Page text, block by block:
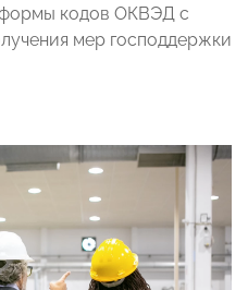
кодов ОКВЭД с
мер господдержки